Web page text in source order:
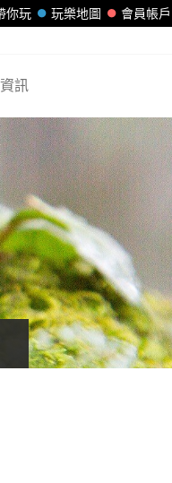
會員帳戶
玩樂地圖
你玩
訊